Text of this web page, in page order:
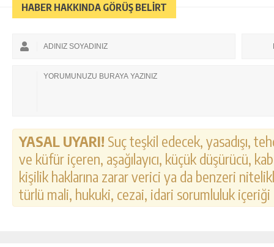
HABER HAKKINDA GÖRÜŞ BELİRT
YASAL UYARI! Suç teşkil edecek, yasadışı,
ve küfür içeren, aşağılayıcı, küçük düşürücü,
kişilik haklarına zarar verici ya da benzeri
türlü mali, hukuki, cezai, idari sorumluluk